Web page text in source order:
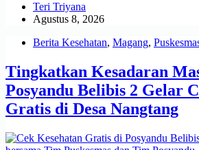
Teri Triyana
Agustus 8, 2026
Berita Kesehatan, Magang,
Tingkatkan Kesadaran
Posyandu Belibis 2 Gelar
Gratis di Desa Nangtang